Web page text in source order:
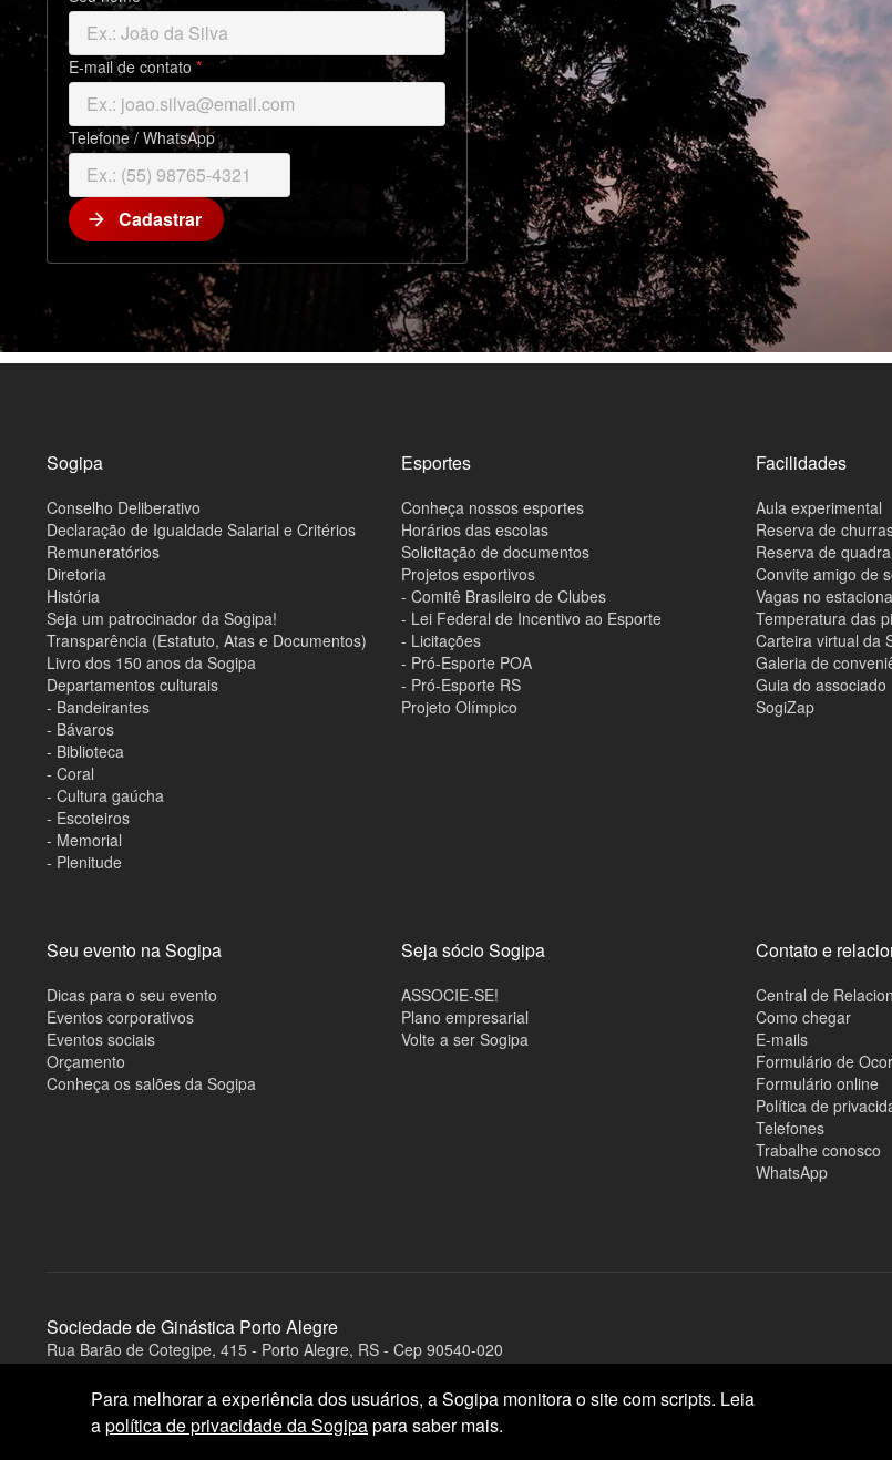
E-mail de contato *
Telefone / WhatsApp
arrow_forward Cadastrar
M
Sogipa
Conselho Deliberativo
Declaração de Igualdade Salarial e Critérios
Remuneratórios
Diretoria
História
Seja um patrocinador da Sogipa!
Transparência (Estatuto, Atas e Documentos)
Livro dos 150 anos da Sogipa
Departamentos culturais
- Bandeirantes
- Bávaros
- Biblioteca
- Coral
- Cultura gaúcha
- Escoteiros
- Memorial
- Plenitude
Esportes
Conheça nossos esportes
Horários das escolas
Solicitação de documentos
Projetos esportivos
- Comitê Brasileiro de Clubes
- Lei Federal de Incentivo ao Esporte
- Licitações
- Pró-Esporte POA
- Pró-Esporte RS
Projeto Olímpico
Facilidades
Aula experimental
Reserva de
Reserva de
Convite amigo de
Vagas no
Temperatura das
Carteira virtual da
Galeria de
Guia do associado
SogiZap
Seu evento na Sogipa
Dicas para o seu evento
Eventos corporativos
Eventos sociais
Orçamento
Conheça os salões da Sogipa
Seja sócio Sogipa
ASSOCIE-SE!
Plano empresarial
Volte a ser Sogipa
Contato e
Central de
Como chegar
E-mails
Formulário de
Formulário online
Política de
Telefones
Trabalhe conosco
WhatsApp
Sociedade de Ginástica Porto Alegre
Rua Barão de Cotegipe, 415 - Porto Alegre, RS - Cep 90540-020
A
Para melhorar a experiência dos usuários, a Sogipa monitora o site com scripts. Leia
apolítica de privacidade da Sogipapara saber mais.